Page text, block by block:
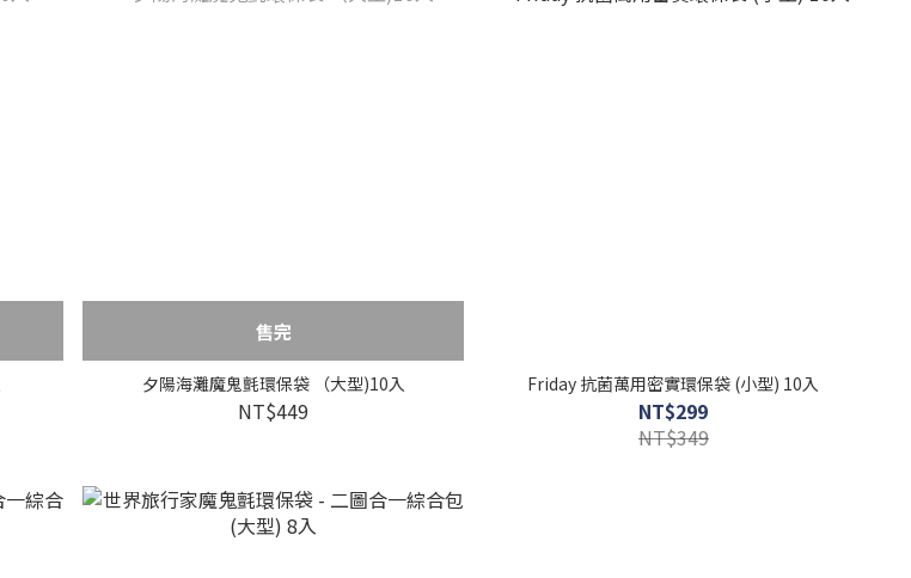
售完
夕陽海灘魔鬼氈環保袋 （大型)10入
NT$449
Friday 抗菌萬用密實環保袋 (小型) 10入
NT$299
NT$349